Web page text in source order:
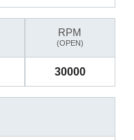
RPM
(OPEN)
30000